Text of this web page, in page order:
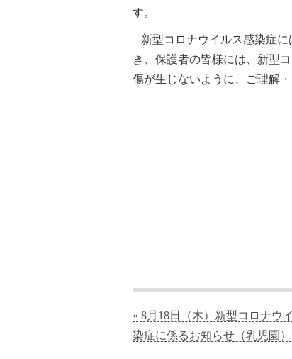
す。
新型コロナウイルス感染症
き、保護者の皆様には、新型
傷が生じないように、ご理解
« 8月18日（木）新型コロナウ
染症に係るお知らせ（乳児園）